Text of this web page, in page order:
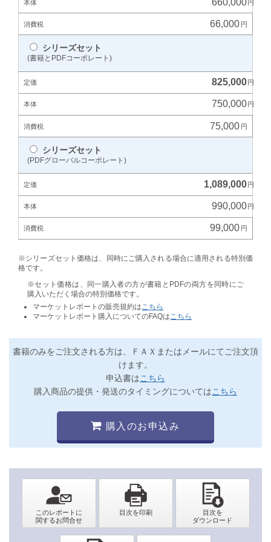
66,000
シリーズセット
(書籍とPDFコーポレート)
825,000
750,000
75,000
シリーズセット
(PDFグローバルコーポレート)
1,089,000
990,000
99,000
※シリーズセット価格は、同時にご購入される場合に適用される特別価
格です。
※セット価格は、同一購入者の方が書籍とPDFの両方を同時にご
購入いただく場合の特別価格です。
マーケットレポートの販売規約は こちら
マーケットレポート購入についてのFAQは こちら
書籍のみをご注文される方は、ＦＡＸまたはメールにてご注文頂
けます。
申込書はこちら
購入商品の提供・発送のタイミングについてはこちら
購入のお申込み